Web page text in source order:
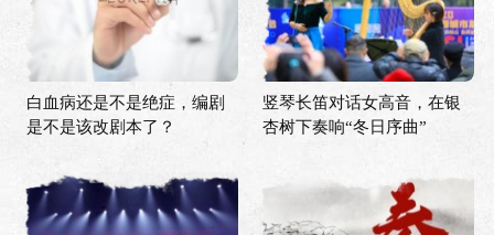
白血病还是不是绝症，编剧
是不是该改剧本了？
竖琴长笛对话女高音，在银
杏树下奏响“冬日序曲”